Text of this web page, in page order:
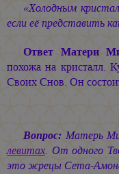
«Холодным
если её представить
Ответ Матери
похожа на кристалл.
Своих Снов. Он
Вопрос: Матерь
левитах. От одного
это жрецы Сета-